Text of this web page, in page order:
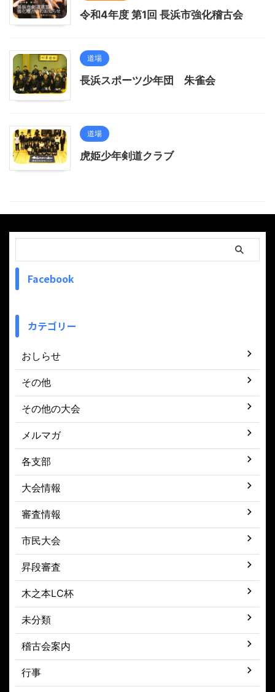
令和4年度 第1回 長浜市強化稽古会
道場
長浜スポーツ少年団 朱雀会
道場
虎姫少年剣道クラブ
Facebook
カテゴリー
おしらせ
その他
その他の大会
メルマガ
各支部
大会情報
審査情報
市民大会
昇段審査
木之本LC杯
未分類
稽古会案内
行事